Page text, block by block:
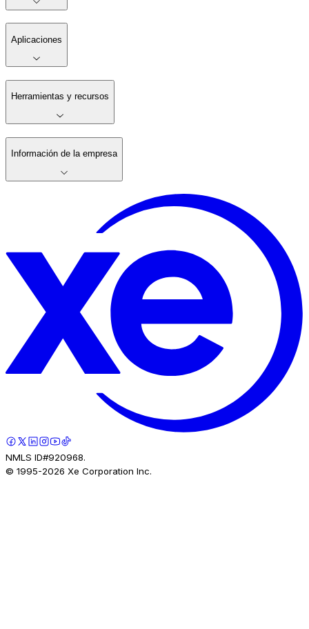
Aplicaciones
Herramientas y recursos
Información de la empresa
NMLS ID#920968.
© 1995-2026 Xe Corporation Inc.